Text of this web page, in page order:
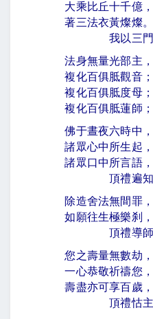
大乘比丘十千億
著三法衣黃燦燦
我以三
法身無量光部主
複化百俱胝觀音
複化百俱胝度母
複化百俱胝蓮師
佛于晝夜六時中
諸眾心中所生起
諸眾口中所言語
頂禮遍
除造舍法無間罪
如願往生極樂刹
頂禮導
您之壽量無數劫
一心恭敬祈禱您
壽盡亦可享百歲
頂禮怙